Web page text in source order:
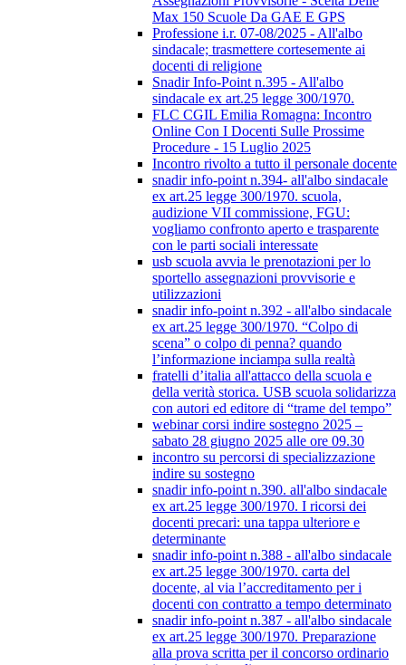
Max 150 Scuole Da GAE E GPS
Professione i.r. 07-08/2025 - All'albo
sindacale; trasmettere cortesemente ai
docenti di religione
Snadir Info-Point n.395 - All'albo
sindacale ex art.25 legge 300/1970.
FLC CGIL Emilia Romagna: Incontro
Online Con I Docenti Sulle Prossime
Procedure - 15 Luglio 2025
Incontro rivolto a tutto il personale docente
snadir info-point n.394- all'albo sindacale
ex art.25 legge 300/1970. scuola,
audizione VII commissione, FGU:
vogliamo confronto aperto e trasparente
con le parti sociali interessate
usb scuola avvia le prenotazioni per lo
sportello assegnazioni provvisorie e
utilizzazioni
snadir info-point n.392 - all'albo sindacale
ex art.25 legge 300/1970. “Colpo di
scena” o colpo di penna? quando
l’informazione inciampa sulla realtà
fratelli d’italia all'attacco della scuola e
della verità storica. USB scuola solidarizza
con autori ed editore di “trame del tempo”
webinar corsi indire sostegno 2025 –
sabato 28 giugno 2025 alle ore 09.30
incontro su percorsi di specializzazione
indire su sostegno
snadir info-point n.390. all'albo sindacale
ex art.25 legge 300/1970. I ricorsi dei
docenti precari: una tappa ulteriore e
determinante
snadir info-point n.388 - all'albo sindacale
ex art.25 legge 300/1970. carta del
docente, al via l’accreditamento per i
docenti con contratto a tempo determinato
snadir info-point n.387 - all'albo sindacale
ex art.25 legge 300/1970. Preparazione
alla prova scritta per il concorso ordinario